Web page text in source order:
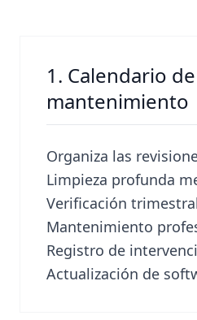
1. Calendario de
mantenimiento
Organiza las
Limpieza profunda
Verificación
Mantenimiento
Registro de
Actualización de